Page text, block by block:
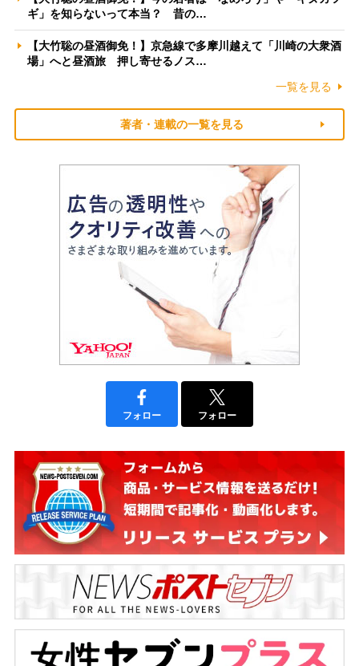
ギ」を知らないって本当？ 昔の…
【大竹聡の昼酒御免！】京急線で多摩川越えて「川崎の大衆酒
場」へと昼酒旅 押し寄せるノス…
一覧を見る
著者・連載の一覧を見る
フォロー フォロー